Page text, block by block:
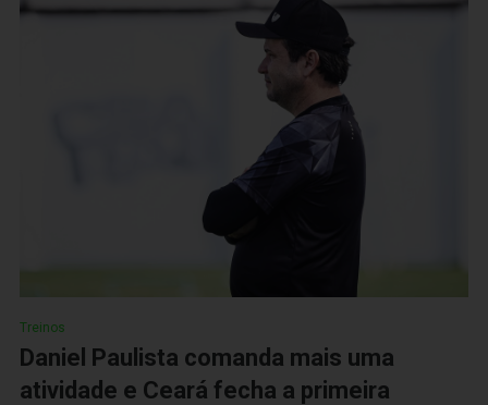
Treinos
Daniel Paulista comanda mais uma
atividade e Ceará fecha a primeira